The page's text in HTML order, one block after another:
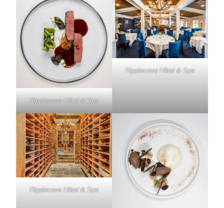
Ripplecove Hôtel & Spa
Ripplecove Hôtel & Spa
Ripplecove Hôtel & Spa